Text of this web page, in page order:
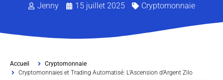
Jenny 15 juillet 2025 Cryptomonnaie
Accueil
Cryptomonnaie
Cryptomonnaies et Trading Automatisé: L’Ascension d’Argent Zilo